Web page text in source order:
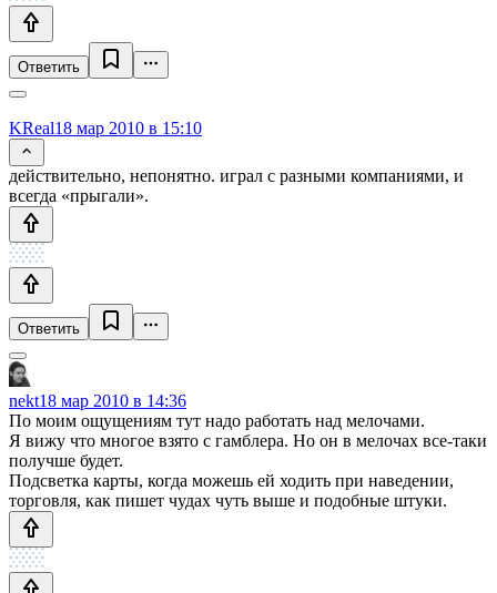
Ответить
KReal18 мар 2010 в 15:10
действительно, непонятно. играл с разными компаниями, и
всегда «прыгали».
Ответить
nekt18 мар 2010 в 14:36
По моим ощущениям тут надо работать над мелочами.
Я вижу что многое взято с гамблера. Но он в мелочах все-таки
получше будет.
Подсветка карты, когда можешь ей ходить при наведении,
торговля, как пишет чудах чуть выше и подобные штуки.